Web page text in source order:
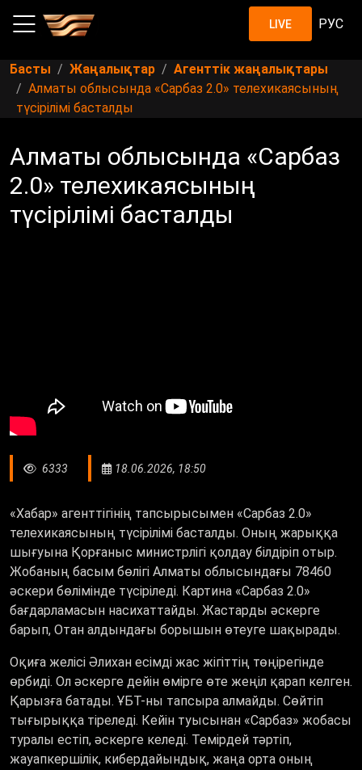
LIVE РУС
Басты Жаңалықтар
Агенттік жаңалықтары
Алматы облысында «Сарбаз 2.0» телехикаясының
түсірілімі басталды
Алматы облысында «Сарбаз
2.0» телехикаясының
түсірілімі басталды
6333 18.06.2026, 18:50
«Хабар» агенттігінің тапсырысымен «Сарбаз 2.0»
телехикаясының түсірілімі басталды. Оның жарыққа
шығуына Қорғаныс министрлігі қолдау білдіріп отыр.
Жобаның басым бөлігі Алматы облысындағы 78460
әскери бөлімінде түсіріледі. Картина «Сарбаз 2.0»
бағдарламасын насихаттайды. Жастарды әскерге
барып, Отан алдындағы борышын өтеуге шақырады.
Оқиға желісі Әлихан есімді жас жігіттің төңірегінде
өрбиді. Ол әскерге дейін өмірге өте жеңіл қарап келген.
Қарызға батады. ҰБТ-ны тапсыра алмайды. Сөйтіп
тығырыққа тіреледі. Кейін туысынан «Сарбаз» жобасы
туралы естіп, әскерге келеді. Темірдей тәртіп,
жауапкершілік, кибердайындық, жаңа орта оның